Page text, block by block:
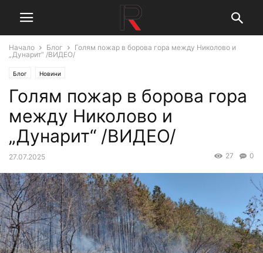
Начало Блог
Голям пожар в борова гора между Николово и
„Дунарит“ /ВИДЕО/
Блог Новини
Голям пожар в борова гора
между Николово и
„Дунарит“ /ВИДЕО/
27.07.2025 0
27